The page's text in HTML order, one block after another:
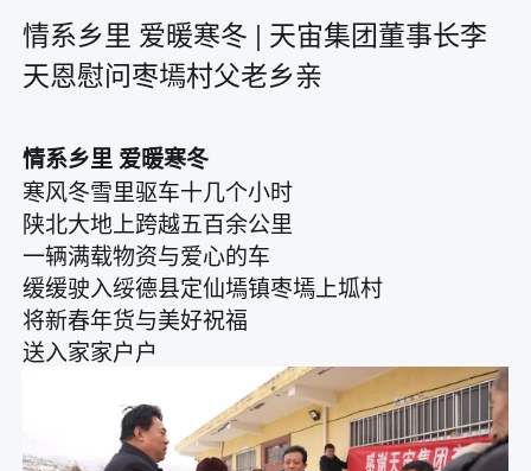
情系乡里 爱暖寒冬 | 天宙集团董事长李
天恩慰问枣墕村父老乡亲
情系乡里 爱暖寒冬
寒风冬雪里驱车十几个小时
陕北大地上跨越五百余公里
一辆满载物资与爱心的车
缓缓驶入绥德县定仙墕镇枣墕上坬村
将新春年货与美好祝福
送入家家户户